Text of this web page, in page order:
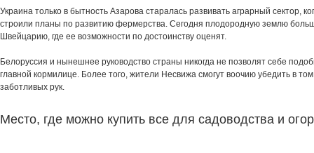
Украина только в бытность Азарова старалась развивать аграрный сектор,
строили планы по развитию фермерства. Сегодня плодородную землю
Швейцарию, где ее возможности по достоинству оценят.
Белоруссия и нынешнее руководство страны никогда не позволят себе
главной кормилице. Более того, жители Несвижа смогут воочию убедить в
заботливых рук.
Место, где можно купить все для садоводства и